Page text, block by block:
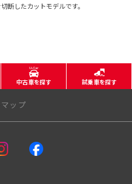
断したカットモデルです。
中古車を探す 試乗車を探す
ップ